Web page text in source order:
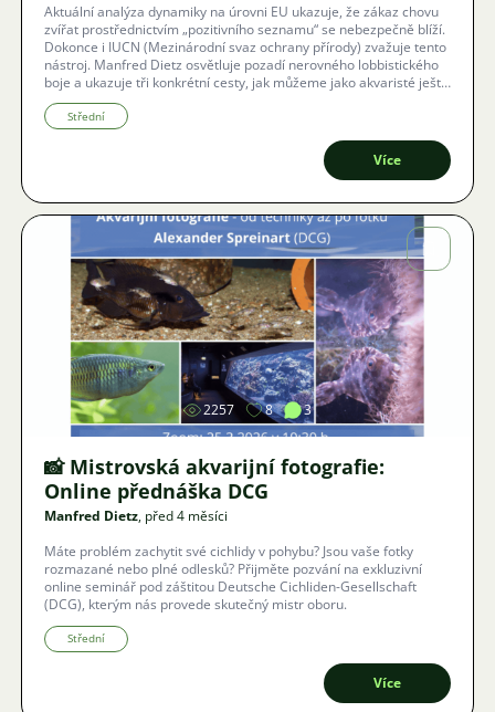
Aktuální analýza dynamiky na úrovni EU ukazuje, že zákaz chovu
zvířat prostřednictvím „pozitivního seznamu“ se nebezpečně blíží.
Dokonce i IUCN (Mezinárodní svaz ochrany přírody) zvažuje tento
nástroj. Manfred Dietz osvětluje pozadí nerovného lobbistického
boje a ukazuje tři konkrétní cesty, jak můžeme jako akvaristé ještě
zabránit hrozícímu konci našeho koníčka.
Střední
Více
Obrázek
2257 8 3
📸 Mistrovská akvarijní fotografie:
Online přednáška DCG
Manfred Dietz, před 4 měsíci
Máte problém zachytit své cichlidy v pohybu? Jsou vaše fotky
rozmazané nebo plné odlesků? Přijměte pozvání na exkluzivní
online seminář pod záštitou Deutsche Cichliden-Gesellschaft
(DCG), kterým nás provede skutečný mistr oboru.
Střední
Více